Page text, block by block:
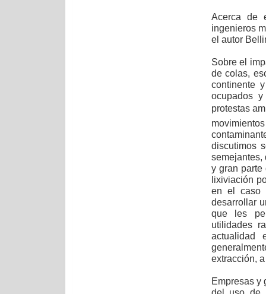
Acerca de
ingenieros
el autor
Sobre el
de colas,
continente
ocupados
protestas
discutimos
semejantes,
y gran parte
lixiviación
en el caso
desarrollar
que les
utilidades
actualidad
extracción,
Empresas y